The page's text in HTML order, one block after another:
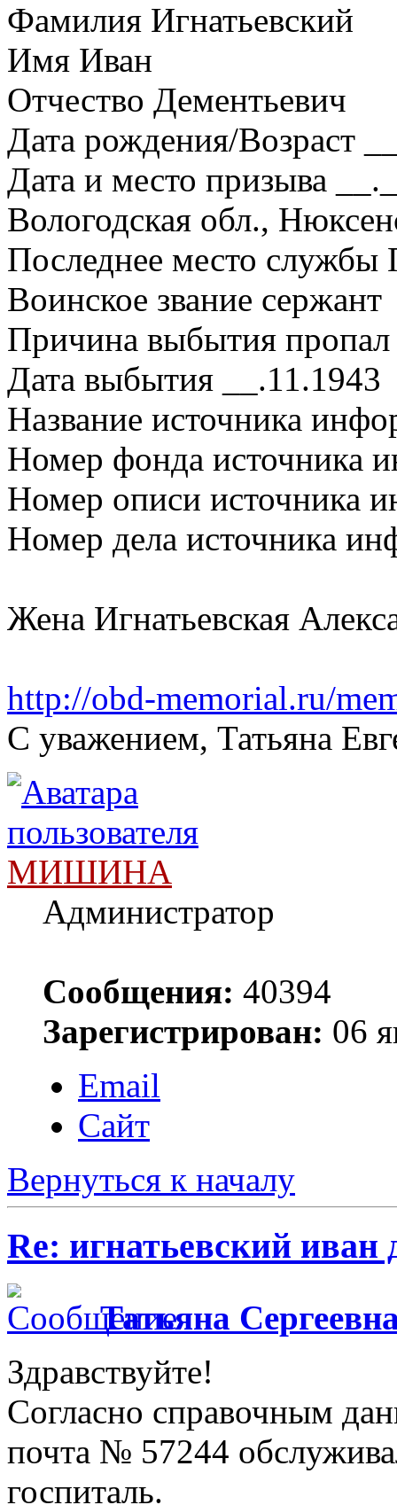
Фамилия Игнатьевский
Имя Иван
Отчество Дементьевич
Дата рождения/Возраст
Дата и место призыва
Вологодская обл.,
Последнее место
Воинское звание сержант
Причина выбытия пропал
Дата выбытия __.11.1943
Название источника
Номер фонда источника
Номер описи источника
Номер дела источника
Жена Игнатьевская
http://obd-memorial.ru/
С уважением, Татьяна
МИШИНА
Администратор
Сообщения: 40394
Зарегистрирован: 06
Email
Сайт
Вернуться к началу
Re: игнатьевский иван
Татьяна
Здравствуйте!
Согласно справочным
почта № 57244
госпиталь.